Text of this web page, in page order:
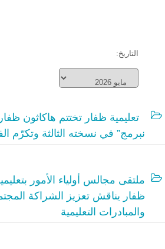
التاريخ:
تعليمية ظفار تختتم هاكاثون
نبرمج” في نسخته الثالثة وتكرّم
ملتقى مجالس أولياء الأمور
ظفار يناقش تعزيز الشراكة
والمبادرات التعليمية